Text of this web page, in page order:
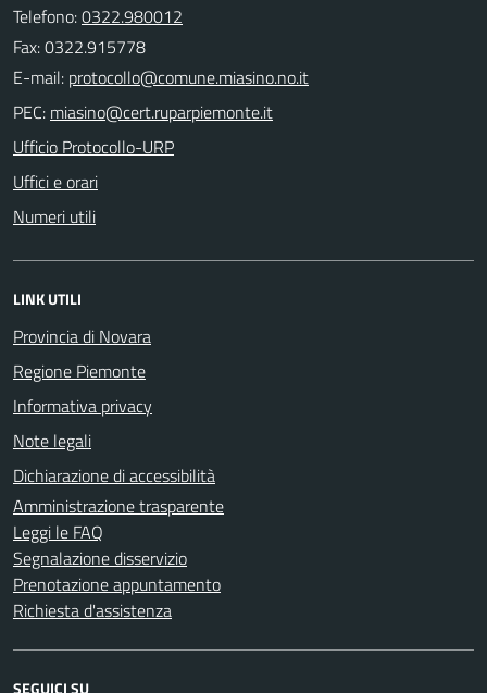
Telefono:0322.980012
Fax: 0322.915778
E-mail:
PEC:
Ufficio Protocollo-URP
Uffici e orari
Numeri utili
LINK UTILI
Provincia di Novara
Regione Piemonte
Informativa privacy
Note legali
Dichiarazione di accessibilità
Amministrazione trasparente
Leggi le FAQ
Segnalazione disservizio
Prenotazione appuntamento
Richiesta d'assistenza
SEGUICI SU